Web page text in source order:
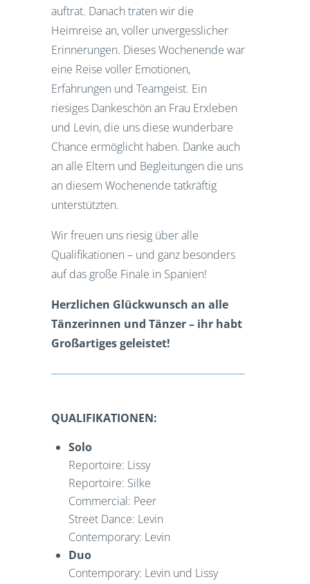
auftrat. Danach traten wir die
Heimreise an, voller unvergesslicher
Erinnerungen. Dieses Wochenende war
eine Reise voller Emotionen,
Erfahrungen und Teamgeist. Ein
riesiges Dankeschön an Frau Erxleben
und Levin, die uns diese wunderbare
Chance ermöglicht haben. Danke auch
an alle Eltern und Begleitungen die uns
an diesem Wochenende tatkräftig
unterstützten.
Wir freuen uns riesig über alle
Qualifikationen – und ganz besonders
auf das große Finale in Spanien!
Herzlichen Glückwunsch an alle
Tänzerinnen und Tänzer – ihr habt
Großartiges geleistet!
QUALIFIKATIONEN:
Solo
Reportoire: Lissy
Reportoire: Silke
Commercial: Peer
Street Dance: Levin
Contemporary: Levin
Duo
Contemporary: Levin und Lissy